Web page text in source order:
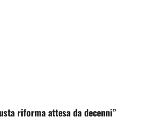
riforma attesa da decenni”